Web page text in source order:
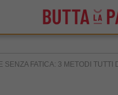
FATICA: 3 METODI TUTTI